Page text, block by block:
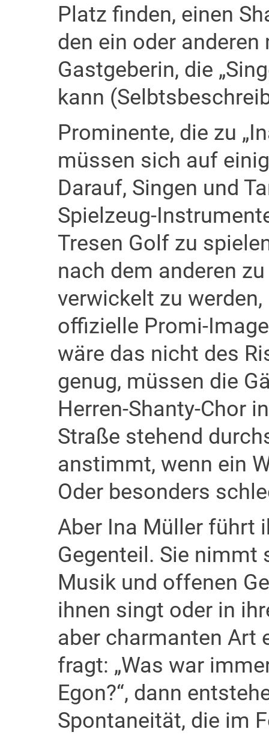
Platz finden, einen
den ein oder
Gastgeberin, die
kann
Prominente, die zu
müssen sich auf
Darauf, Singen und
Spielzeug-
Tresen Golf zu
nach dem anderen
verwickelt zu
offizielle Promi-
wäre das nicht des
genug, müssen die
Herren-Shanty-Chor
Straße stehend
anstimmt, wenn ein
Oder besonders
Aber Ina Müller führt
Gegenteil. Sie nimmt
Musik und offenen
ihnen singt oder in
aber charmanten Art
fragt: „Was war
Egon?“, dann
Spontaneität, die im